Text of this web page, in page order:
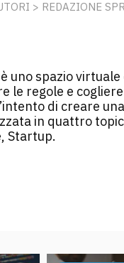
> REDAZIONE
uno spazio
le regole e
di creare
in quattro
Startup.